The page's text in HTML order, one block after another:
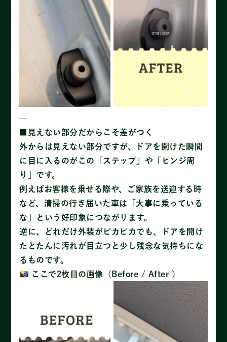
—
■見えない部分だからこそ差がつく
外からは見えない部分ですが、ドアを開けた瞬間
に目に入るのがこの「ステップ」や「ヒンジ周
り」です。
例えばお客様を乗せる際や、ご家族を送迎する時
など、清掃の行き届いた車は「大事に乗っている
な」という好印象につながります。
逆に、どれだけ外装がピカピカでも、ドアを開け
たとたんに汚れが目立つと少し残念な気持ちにな
るものです。
ここで2枚目の画像（Before / After ）